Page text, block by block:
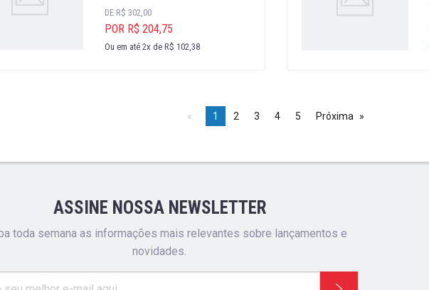
DE R$ 302,00
POR R$ 204,75
Ou em até 2x de R$ 102,38
1 2 3 4 5 Próxima
ASSINE NOSSA NEWSLETTER
toda semana as informações mais relevantes sobre lançamentos e
novidades.